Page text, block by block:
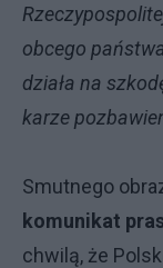
obcego
działa na
karze
Smutnego
komunikat
chwilą, że